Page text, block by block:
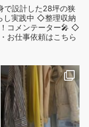
設計した28坪の狭
し実践中 ◇整理収納
コメンテーター🎤 ◇
お仕事依頼はこちら